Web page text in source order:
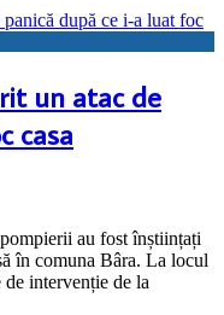
un atac de
casa
au fost înștiințați
în comuna Bâra. La locul
intervenție de la